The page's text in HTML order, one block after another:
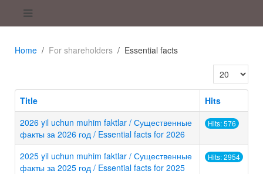
Home For shareholders
Essential facts
Display #
Title
Hits
2026 yil uchun muhim faktlar / Существенные
факты за 2026 год / Essential facts for 2026
Hits: 576
2025 yil uchun muhim faktlar / Существенные
факты за 2025 год / Essential facts for 2025
Hits: 2954